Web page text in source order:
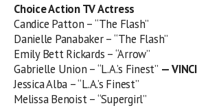
Choice Action TV Actress
Candice Patton – “The Flash”
Danielle Panabaker – “The Flash”
Emily Bett Rickards – “Arrow”
Gabrielle Union – “L.A.’s Finest” —
Jessica Alba – “L.A.’s Finest”
Melissa Benoist – “Supergirl”